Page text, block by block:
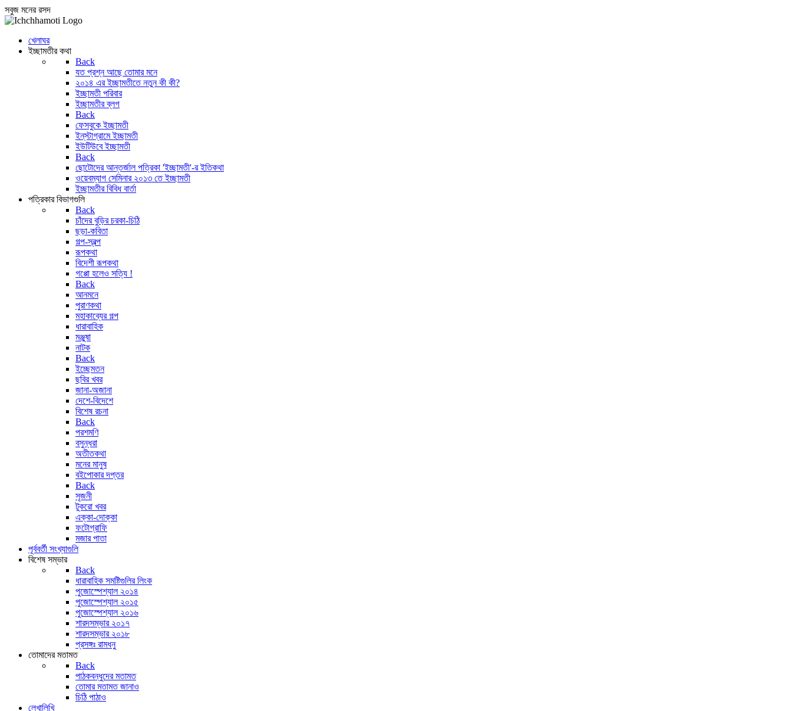
সবুজ মনের রসদ
খেলাঘর
ইচ্ছামতীর কথা
Back
যত প্রশ্ন আছে তোমার মনে
২০১৪ এর ইচ্ছামতীতে নতুন কী কী?
ইচ্ছামতী পরিবার
ইচ্ছামতীর ব্লগ
Back
ফেসবুকে ইচ্ছামতী
ইন্‌স্টাগ্রামে ইচ্ছামতী
ইউটিউবে ইচ্ছামতী
Back
ছোটোদের আন্তর্জাল পত্রিকা 'ইচ্ছামতী'-র ইতিকথা
ওয়েবম্যাগ সেমিনার ২০১৩ তে ইচ্ছামতী
ইচ্ছামতীর বিবিধ বার্তা
পত্রিকার বিভাগগুলি
Back
চাঁদের বুড়ির চরকা-চিঠি
ছড়া-কবিতা
গল্প-স্বল্প
রূপকথা
বিদেশী রূপকথা
গপ্পো হলেও সত্যি !
Back
আনমনে
পুরাণকথা
মহাকাব্যের গল্প
ধারাবাহিক
মঞ্জুষা
নাটক
Back
ইচ্ছেমতন
ছবির খবর
জানা-অজানা
দেশে-বিদেশে
বিশেষ রচনা
Back
পরশমণি
বসুন্ধরা
অতীতকথা
মনের মানুষ
বইপোকার দপ্তর
Back
সৃজনী
টুকরো খবর
এক্কা-দোক্কা
ফটোগ্রাফি
মজার পাতা
পূর্ববর্তী সংখ্যাগুলি
বিশেষ সম্ভার
Back
ধারাবাহিক সমষ্টিগুলির লিংক
পুজোস্পেশ্যাল ২০১৪
পুজোস্পেশ্যাল ২০১৫
পুজোস্পেশ্যাল ২০১৬
শারদসম্ভার ২০১৭
শারদসম্ভার ২০১৮
প্রসঙ্গঃ রামধনু
তোমাদের মতামত
Back
পাঠকবন্ধুদের মতামত
তোমার মতামত জানাও
চিঠি পাঠাও
লেখালিখি